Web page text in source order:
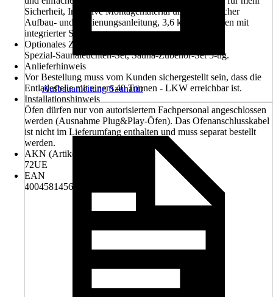
Sicherheit, Inklusive Montagematerial und ausführlicher
Aufbau- und Bedienungsanleitung, 3,6 kW Saunaofen mit
integrierter Steuerung
Optionales Zubehör
Spezial-Saunaleuchten-Set, Sauna-Zubehör-Set 5-tlg.
Anlieferhinweis
Vor Bestellung muss vom Kunden sichergestellt sein, dass die
Entladestelle mit einem 40 Tonnen - LKW erreichbar ist.
Installationshinweis
Öfen dürfen nur von autorisiertem Fachpersonal angeschlossen
werden (Ausnahme Plug&Play-Öfen). Das Ofenanschlusskabel
ist nicht im Lieferumfang enthalten und muss separat bestellt
werden.
AKN (Artikelkurznummer)
72UE
EAN
4004581456016
Aufbauanleitung Saunatür